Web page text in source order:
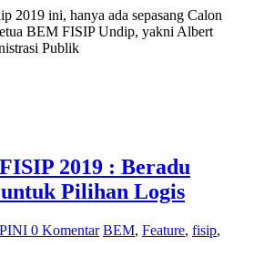
2019 ini, hanya ada sepasang Calon
BEM FISIP Undip, yakni Albert
Publik
2019 : Beradu
Pilihan Logis
0 Komentar BEM, Feature, fisip,